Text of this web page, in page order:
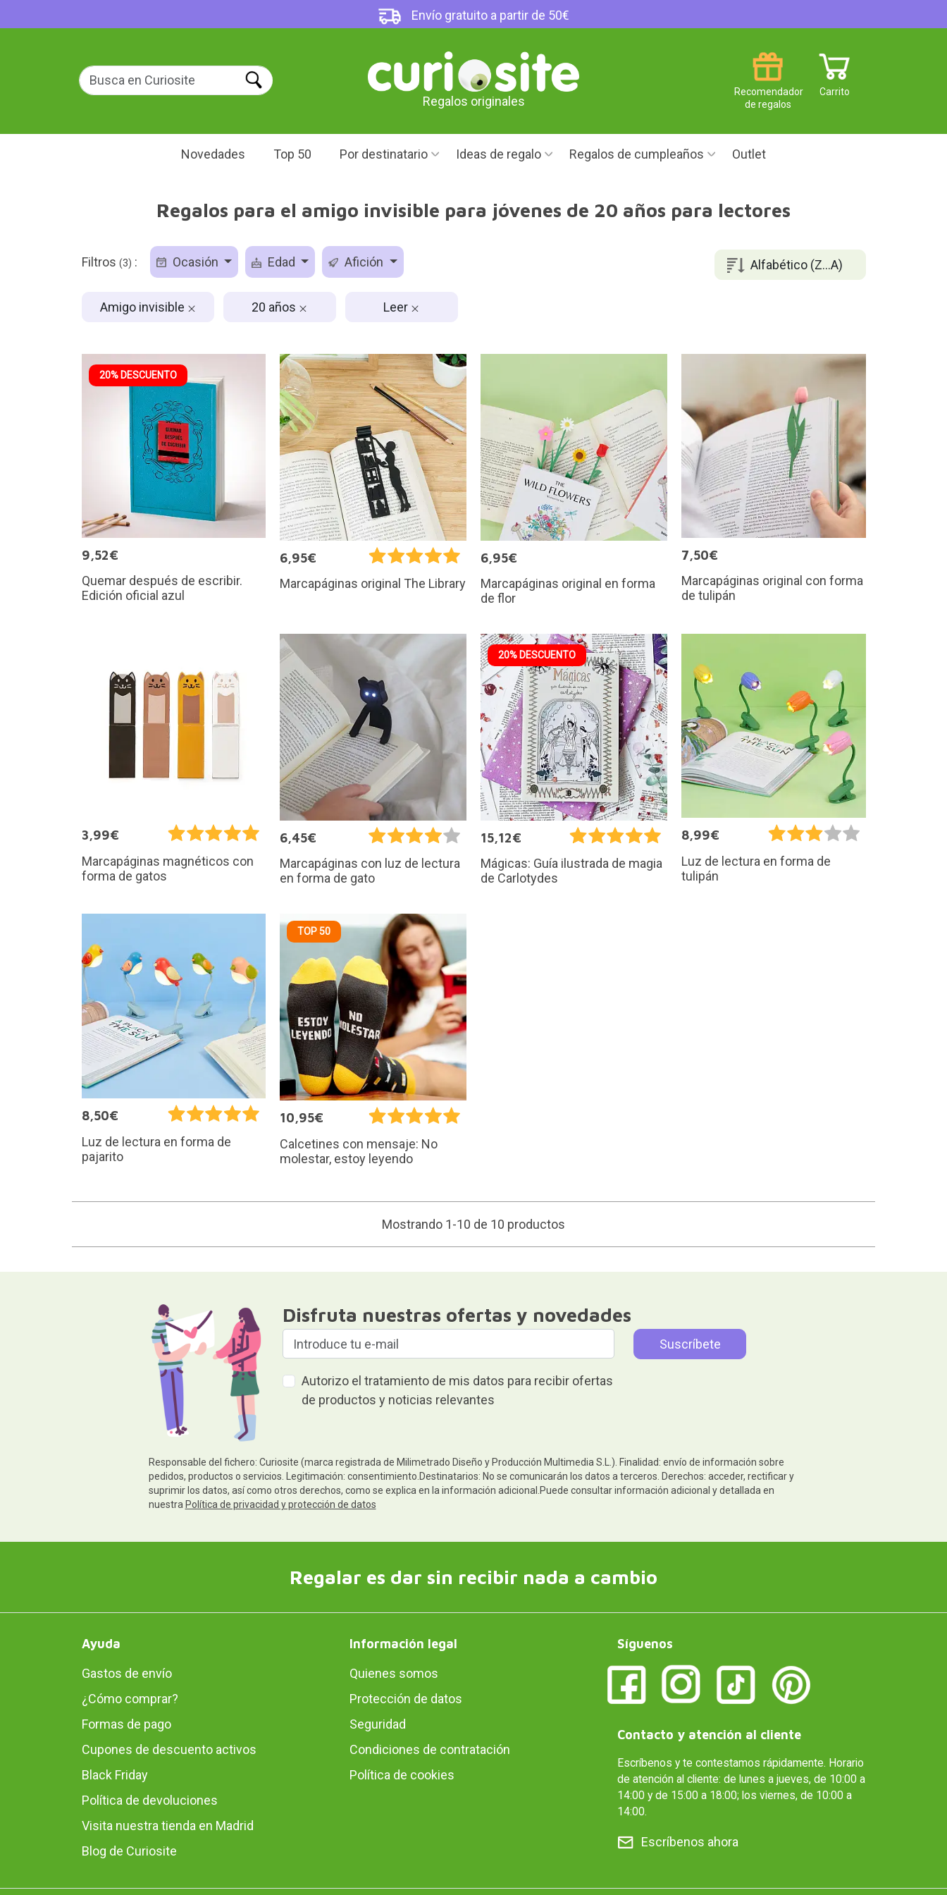
Envío gratuito a partir de 50€
Regalos originales
Carrito
Recomendador
de regalos
Novedades Top 50 Por destinatario Ideas de regalo Regalos de cumpleaños Outlet
Regalos para el amigo invisible para jóvenes de 20 años para lectores
Alfabético (Z...A)
Filtros (3) : Ocasión Edad Afición
Amigo invisible 20 años Leer
20% DESCUENTO
9,52€
Quemar después de escribir.
Edición oficial azul
6,95€
Marcapáginas original The Library
6,95€
Marcapáginas original en forma
de flor
7,50€
Marcapáginas original con forma
de tulipán
3,99€
Marcapáginas magnéticos con
forma de gatos
6,45€
Marcapáginas con luz de lectura
en forma de gato
20% DESCUENTO
15,12€
Mágicas: Guía ilustrada de magia
de Carlotydes
8,99€
Luz de lectura en forma de
tulipán
8,50€
Luz de lectura en forma de
pajarito
TOP 50
10,95€
Calcetines con mensaje: No
molestar, estoy leyendo
Mostrando 1-10 de 10 productos
Disfruta nuestras ofertas y novedades
Autorizo el tratamiento de mis datos para recibir ofertas
de productos y noticias relevantes
Responsable del fichero: Curiosite (marca registrada de Milimetrado Diseño y Producción Multimedia S.L.). Finalidad: envío de información sobre
pedidos, productos o servicios. Legitimación: consentimiento.Destinatarios: No se comunicarán los datos a terceros. Derechos: acceder, rectificar y
suprimir los datos, así como otros derechos, como se explica en la información adicional.Puede consultar información adicional y detallada en
nuestra Política de privacidad y protección de datos
Regalar es dar sin recibir nada a cambio
Ayuda
Gastos de envío
¿Cómo comprar?
Formas de pago
Cupones de descuento activos
Black Friday
Política de devoluciones
Visita nuestra tienda en Madrid
Blog de Curiosite
Información legal
Quienes somos
Protección de datos
Seguridad
Condiciones de contratación
Política de cookies
Síguenos
Contacto y atención al cliente
Escríbenos y te contestamos rápidamente. Horario
de atención al cliente: de lunes a jueves, de 10:00 a
14:00 y de 15:00 a 18:00; los viernes, de 10:00 a
14:00.
Escríbenos ahora